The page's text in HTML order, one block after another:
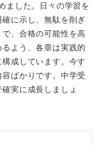
ました。日々の学習を
に示し、無駄を削ぎ
、合格の可能性を高
よう、各章は実践的
成しています。今す
ばかりです。中学受
実に成長しましょ